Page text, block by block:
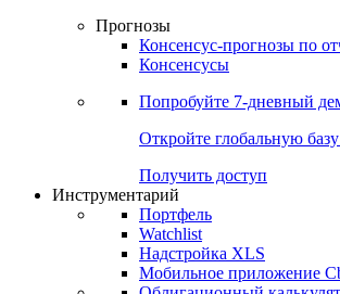
Прогнозы
Консенсус-прогнозы по
Консенсусы
Попробуйте 7-дневный
Откройте глобальную
Получить доступ
Инструментарий
Портфель
Watchlist
Надстройка XLS
Мобильное приложение